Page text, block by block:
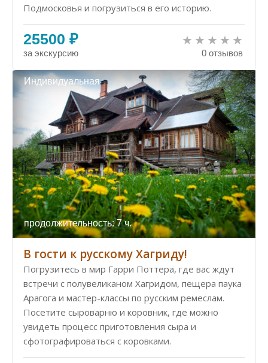
Подмосковья и погрузиться в его историю.
25500 ₽
за экскурсию 0 отзывов
Индивидуальная
продолжительность: 7 ч.
В гости к русскому Хагриду!
Погрузитесь в мир Гарри Поттера, где вас ждут
встречи с полувеликаном Хагридом, пещера паука
Арагога и мастер-классы по русским ремеслам.
Посетите сыроварню и коровник, где можно
увидеть процесс приготовления сыра и
сфотографироваться с коровками.